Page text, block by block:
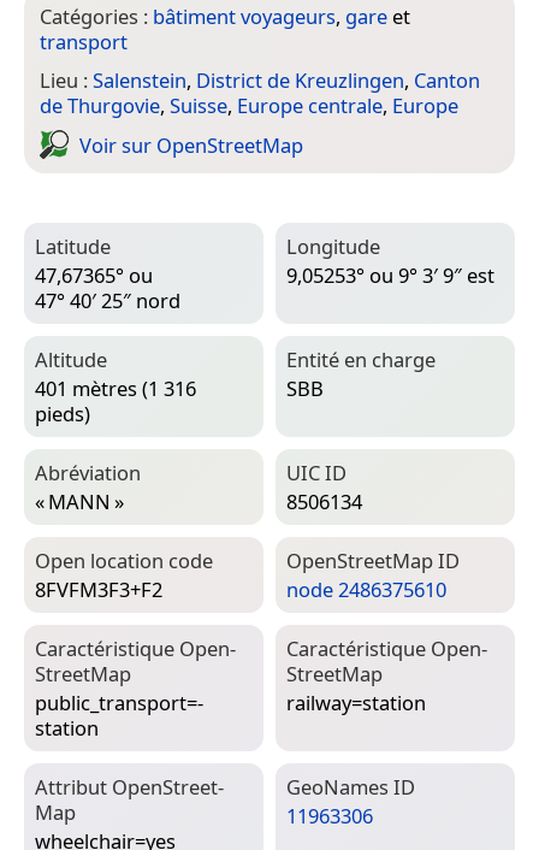
Catégories : bâtiment voyageurs, gare et
transport
Lieu :Salenstein, District de Kreuzlingen, Canton
de Thurgovie, Suisse, Europe centrale, Europe
Voir sur Open­Street­Map
Latitude
47,67365° ou
47° 40′ 25″ nord
Longitude
9,05253° ou 9° 3′ 9″ est
Altitude
401 mètres (1 316
pieds)
Entité en charge
SBB
Abréviation
« MANN »
UIC ID
8506134
Open location code
8FVFM3F3+F2
Open­Street­Map ID
node 2486375610
Caractéristique Open­
Street­Map
public_transport=­
station
Caractéristique Open­
Street­Map
railway=­station
Attribut Open­Street­
Map
wheelchair=­yes
Geo­Names ID
11963306